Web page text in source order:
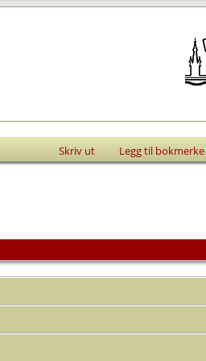
Skriv ut Legg til bokmerke